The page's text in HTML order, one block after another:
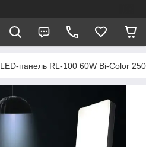
LED-панель RL-100 60W Bi-Color